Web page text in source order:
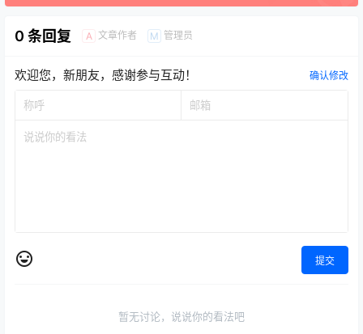
0 条回复 A 文章作者 M 管理员
欢迎您，新朋友，感谢参与互动！ 确认修改
提交
暂无讨论，说说你的看法吧